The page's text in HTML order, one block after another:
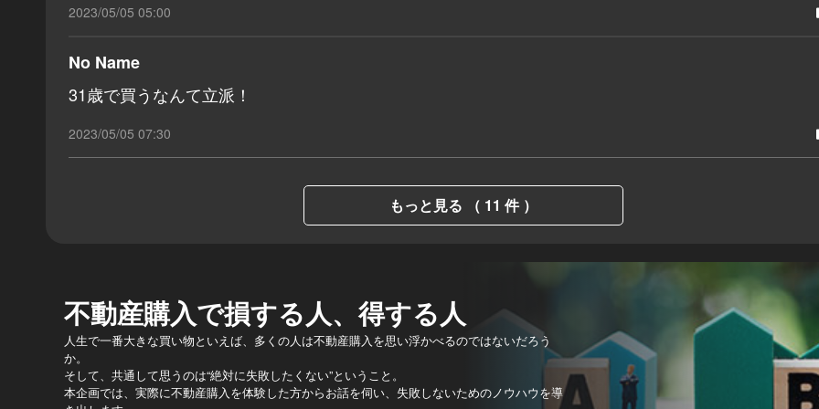
2023/05/05 05:00
No Name
31歳で買うなんて立派！
2023/05/05 07:30
もっと見る （ 11 件 ）
不動産購入で損する人、得する人
人生で一番大きな買い物といえば、多くの人は不動産購入を思い浮かべるのではないだろう
か。
そして、共通して思うのは“絶対に失敗したくない”ということ。
本企画では、実際に不動産購入を体験した方からお話を伺い、失敗しないためのノウハウを導